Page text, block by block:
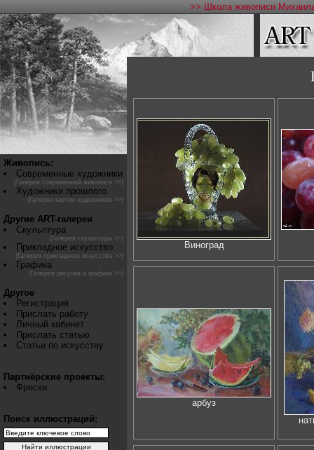
>> Школа живописи
Живопись:
Современные художники
(Галерея современной живописи >>)
Художники прошлого
(Галерея картин художников >>)
Другие ART-галереи
Скульптура
(Галерея скульптуры >>)
Прикладное искусство
(Галерея прикладного искусства >>)
Графика
(Галерея рисунка и графики >>)
Другое
Регистрация
Прислать работу
Личный кабинет
Прислать статью
Статьи по искусству
Партнёрские проекты:
Фрески
Поиск иллюстраций:
Виноград
арбуз